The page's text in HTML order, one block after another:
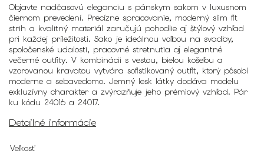
Objavte nadčasovú eleganciu s pánskym sakom v luxusnom
čiernom prevedení. Precízne spracovanie, moderný slim fit
strih a kvalitný materiál zaručujú pohodlie aj štýlový vzhľad
pri každej príležitosti. Sako je ideálnou voľbou na svadby,
spoločenské udalosti, pracovné stretnutia aj elegantné
večerné outfity. V kombinácii s vestou, bielou košeľou a
vzorovanou kravatou vytvára sofistikovaný outfit, ktorý pôsobí
moderne a sebavedomo. Jemný lesk látky dodáva modelu
exkluzívny charakter a zvýrazňuje jeho prémiový vzhľad. Pár
ku kódu 24016 a 24017.
Detailné informácie
Veľkosť